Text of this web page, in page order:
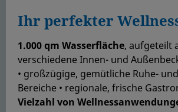
Ihr perfekter
1.000 qm Wasserfläche, aufgeteilt
verschiedene Innen- und
• großzügige, gemütliche Ruhe-
Bereiche • regionale, frische
Vielzahl von